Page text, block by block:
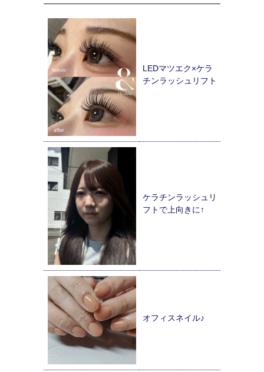
LEDマツエク×ケラ
チンラッシュリフト
ケラチンラッシュリ
フトで上向きに↑
オフィスネイル♪